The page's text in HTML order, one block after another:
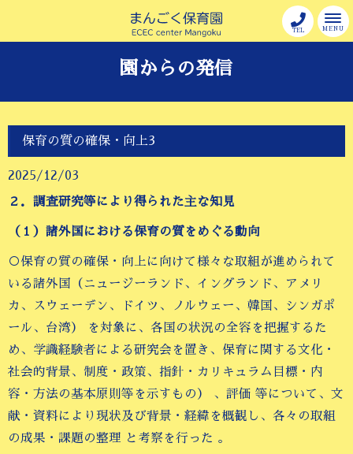
MENU
TEL
園からの発信
保育の質の確保・向上3
2025/12/03
２．調査研究等により得られた主な知見
（１）諸外国における保育の質をめぐる動向
○保育の質の確保・向上に向けて様々な取組が進められて
いる諸外国（ニュージーランド、イングランド、アメリ
カ、スウェーデン、ドイツ、ノルウェー、韓国、シンガポ
ール、台湾） を対象に、各国の状況の全容を把握するた
め、学識経験者による研究会を置き、保育に関する文化・
社会的背景、制度・政策、指針・カリキュラム目標・内
容・方法の基本原則等を示すもの） 、評価 等について、文
献・資料により現状及び背景・経緯を概観し、各々の取組
の成果・課題の整理 と考察を行った 。